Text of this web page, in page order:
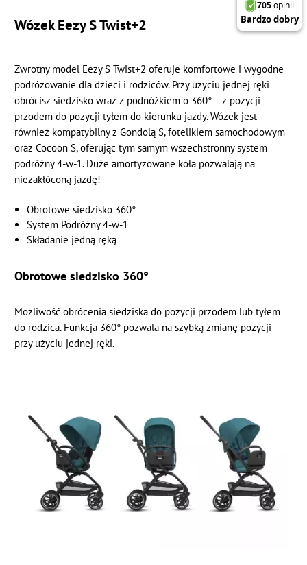
Wózek Eezy S Twist+2
Zwrotny model Eezy S Twist+2 oferuje komfortowe i wygodne
podróżowanie dla dzieci i rodziców. Przy użyciu jednej ręki
obrócisz siedzisko wraz z podnóżkiem o 360°— z pozycji
przodem do pozycji tyłem do kierunku jazdy. Wózek jest
również kompatybilny z Gondolą S, fotelikiem samochodowym
oraz Cocoon S, oferując tym samym wszechstronny system
podróżny 4-w-1. Duże amortyzowane koła pozwalają na
niezakłóconą jazdę!
Obrotowe siedzisko 360°
System Podróżny 4-w-1
Składanie jedną ręką
Obrotowe siedzisko 360°
Możliwość obrócenia siedziska do pozycji przodem lub tyłem
do rodzica. Funkcja 360° pozwala na szybką zmianę pozycji
przy użyciu jednej ręki.